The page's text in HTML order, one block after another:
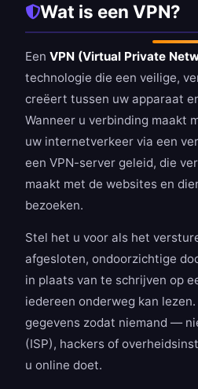
Wat is een VPN?
Een VPN (Virtual Private
technologie die een veilige,
creëert tussen uw apparaat
Wanneer u verbinding maakt
uw internetverkeer via een
een VPN-server geleid, die
maakt met de websites en
bezoeken.
Stel het u voor als het
afgesloten, ondoorzichtige
in plaats van te schrijven op
iedereen onderweg kan
gegevens zodat niemand —
(ISP), hackers of
u online doet.